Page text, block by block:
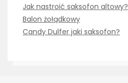
Jak nastroić saksofon altowy?
Balon żołądkowy
Candy Dulfer jaki saksofon?